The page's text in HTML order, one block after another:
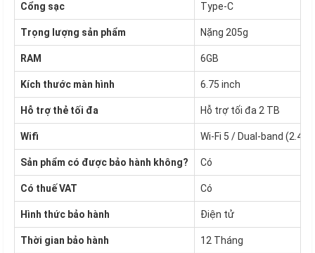
Cổng sạc Type-C
Trọng lượng sản phẩm Nặng 205g
RAM 6GB
Kích thước màn hình 6.75 inch
Hỗ trợ thẻ tối đa Hỗ trợ tối đa 2 TB
Wifi Wi-Fi 5 / Dual-band (2.4
Sản phẩm có được bảo hành không? Có
Có thuế VAT Có
Hình thức bảo hành Điện tử
Thời gian bảo hành 12 Tháng